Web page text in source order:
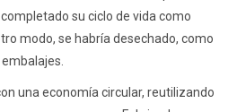
su ciclo de vida como
modo, se habría desechado, como
una economía circular, reutilizando